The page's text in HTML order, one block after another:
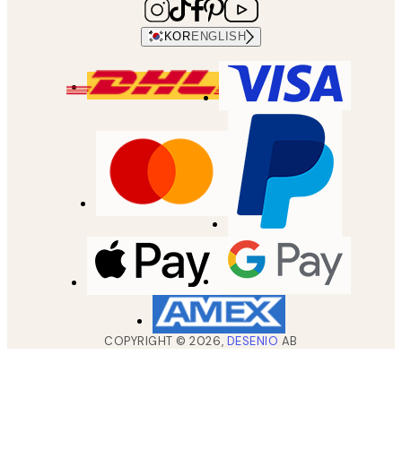
KOR ENGLISH
COPYRIGHT ©2026, DESENIO AB